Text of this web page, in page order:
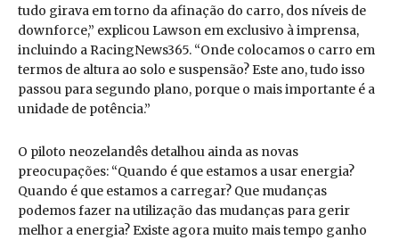
tudo girava em torno da afinação do carro, dos níveis de
downforce,” explicou Lawson em exclusivo à imprensa,
incluindo a RacingNews365. “Onde colocamos o carro em
termos de altura ao solo e suspensão? Este ano, tudo isso
passou para segundo plano, porque o mais importante é a
unidade de potência.”
O piloto neozelandês detalhou ainda as novas
preocupações: “Quando é que estamos a usar energia?
Quando é que estamos a carregar? Que mudanças
podemos fazer na utilização das mudanças para gerir
melhor a energia? Existe agora muito mais tempo ganho